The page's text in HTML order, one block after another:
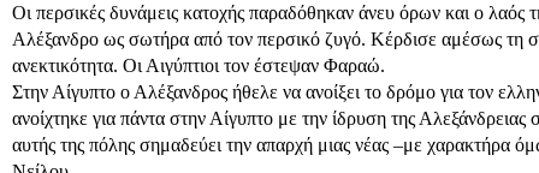
Οι περσικές δυνάμεις κατοχής παραδόθηκαν άνευ όρων και ο λαός
Αλέξανδρο ως σωτήρα από τον περσικό ζυγό. Κέρδισε αμέσως τη
ανεκτικότητα. Οι Αιγύπτιοι τον έστεψαν Φαραώ.
Στην Αίγυπτο ο Αλέξανδρος ήθελε να ανοίξει το δρόμο για τον
ανοίχτηκε για πάντα στην Αίγυπτο με την ίδρυση της
αυτής της πόλης σημαδεύει την απαρχή μιας νέας –με χαρακτήρα